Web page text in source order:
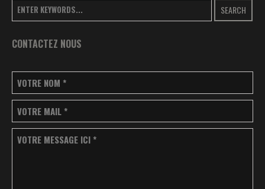
SEARCH
CONTACTEZ NOUS
VOTRE NOM *
VOTRE MAIL *
VOTRE MESSAGE ICI *